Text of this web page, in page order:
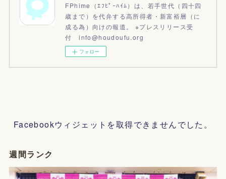
FPhime（ｴﾌﾋﾟｰﾊｲﾑ）は、若手世代（四十四
歳まで）を代弁する高所得者・新富裕層（に
成る為）向けの報道。 ※プレスリリース受
付 info@houdoufu.org
フォロー
Facebookウィジェットを取得できませんでした。
週間ランク